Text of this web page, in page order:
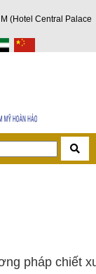
(Hotel Central Palace
pháp chiết